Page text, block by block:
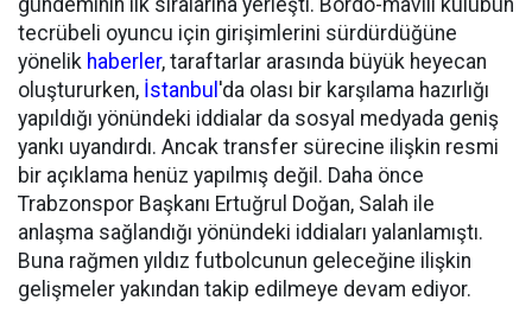
gündeminin ilk sıralarına yerleşti. Bordo-mavili kulübün
tecrübeli oyuncu için girişimlerini sürdürdüğüne
yönelik haberler, taraftarlar arasında büyük heyecan
oluştururken, İstanbul 'da olası bir karşılama hazırlığı
yapıldığı yönündeki iddialar da sosyal medyada geniş
yankı uyandırdı. Ancak transfer sürecine ilişkin resmi
bir açıklama henüz yapılmış değil. Daha önce
Trabzonspor Başkanı Ertuğrul Doğan, Salah ile
anlaşma sağlandığı yönündeki iddiaları yalanlamıştı.
Buna rağmen yıldız futbolcunun geleceğine ilişkin
gelişmeler yakından takip edilmeye devam ediyor.